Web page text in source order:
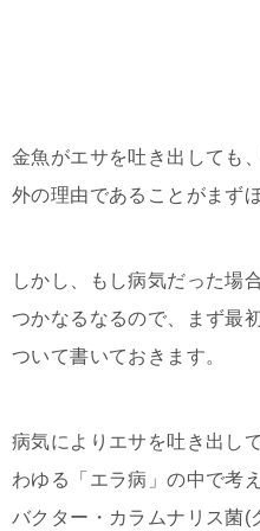
金魚がエサを吐き出しても
外の理由であることがまず
しかし、もし病気だった場
つかなるなるので、まず最
ついて書いておきます。
病気によりエサを吐き出し
わゆる「エラ病」の中で考
バクター・カラムナリス菌(